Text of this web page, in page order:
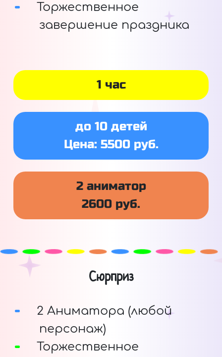
Торжественное
завершение праздника
1 час
до 10 детей
Цена: 5500 руб.
2 аниматор
2600 руб.
Сюрприз
2 Аниматора (любой
персонаж)
Торжественное